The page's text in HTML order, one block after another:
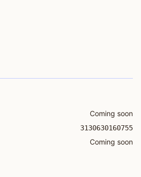
Coming soon
3130630160755
Coming soon